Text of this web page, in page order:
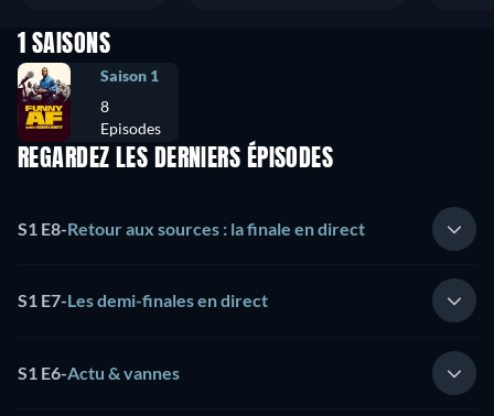
1 SAISONS
Saison 1
8
Episodes
REGARDEZ LES DERNIERS ÉPISODES
S1 E8-Retour aux sources : la finale en direct
S1 E7-Les demi-finales en direct
S1 E6-Actu & vannes